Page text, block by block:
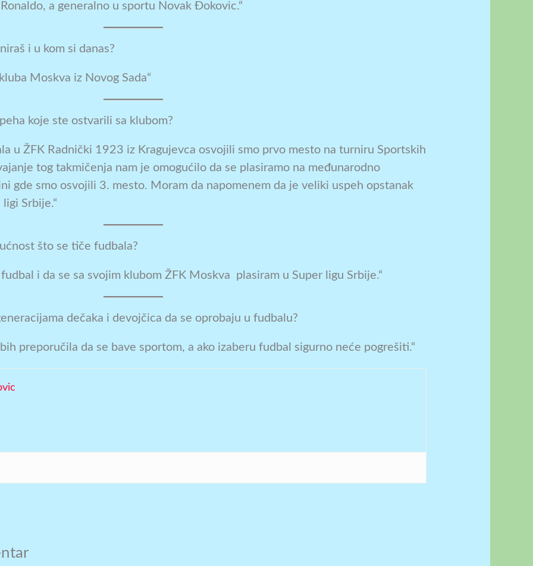
a generalno u sportu Novak Đokovic.“
i u kom si danas?
Moskva iz Novog Sada“
koje ste ostvarili sa klubom?
u ŽFK Radnički 1923 iz Kragujevca osvojili smo prvo mesto na turniru Sportskih
tog takmičenja nam je omogućilo da se plasiramo na međunarodno
gde smo osvojili 3. mesto. Moram da napomenem da je veliki uspeh opstanak
Srbije.“
što se tiče fudbala?
i da se sa svojim klubom ŽFK Moskva plasiram u Super ligu Srbije.“
dečaka i devojčica da se oprobaju u fudbalu?
preporučila da se bave sportom, a ako izaberu fudbal sigurno neće pogrešiti.“